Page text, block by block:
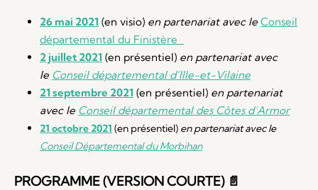
26 mai 2021 (en visio) en partenariat avec le Conseil
départemental du Finistère
2 juillet 2021 (en présentiel) en partenariat avec
le Conseil départemental d’Ille-et-Vilaine
21 septembre 2021 (en présentiel) en partenariat
avec le Conseil départemental des Côtes d’Armor
21 octobre 2021 (en présentiel) en partenariat avec le
Conseil Départemental du Morbihan
PROGRAMME (VERSION COURTE)📄